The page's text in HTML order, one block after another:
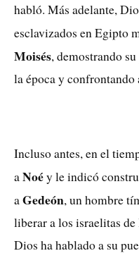
habló. Más adelante,
esclavizados en Egipto
Moisés, demostrando
la época y confrontando
Incluso antes, en el
aNoéy le indicó
aGedeón, un hombre
liberar a los israelitas
Dios ha hablado a su